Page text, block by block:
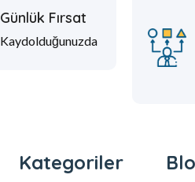
Günlük Fırsat
Kaydolduğunuzda
Kategoriler